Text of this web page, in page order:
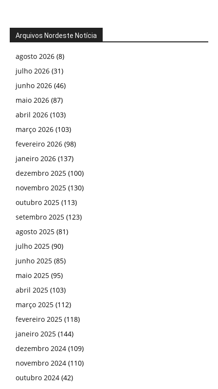
Arquivos Nordeste Notícia
agosto 2026 (8)
julho 2026 (31)
junho 2026 (46)
maio 2026 (87)
abril 2026 (103)
março 2026 (103)
fevereiro 2026 (98)
janeiro 2026 (137)
dezembro 2025 (100)
novembro 2025 (130)
outubro 2025 (113)
setembro 2025 (123)
agosto 2025 (81)
julho 2025 (90)
junho 2025 (85)
maio 2025 (95)
abril 2025 (103)
março 2025 (112)
fevereiro 2025 (118)
janeiro 2025 (144)
dezembro 2024 (109)
novembro 2024 (110)
outubro 2024 (42)